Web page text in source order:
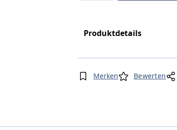
Produktdetails
Merken Bewerten